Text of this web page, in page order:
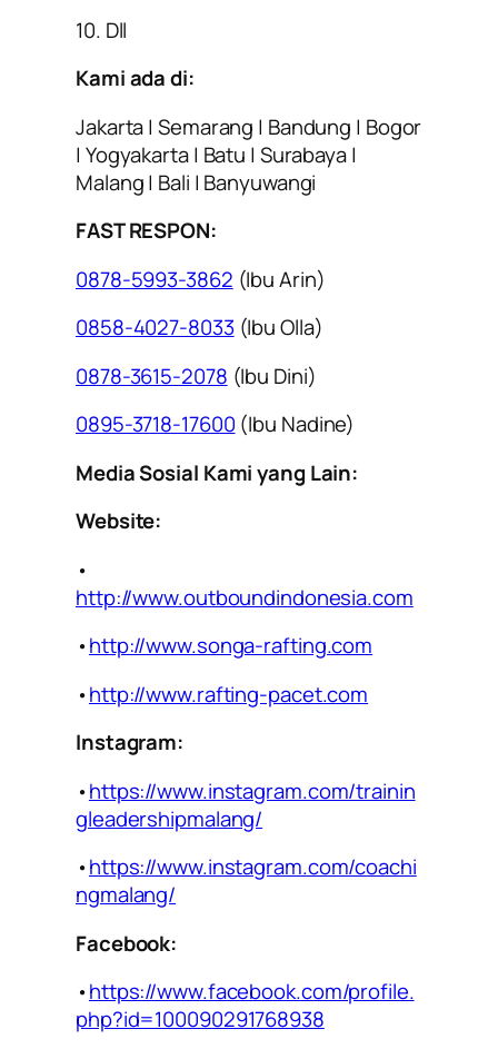
10. Dll
Kami ada di:
Jakarta | Semarang | Bandung | Bogor
| Yogyakarta | Batu | Surabaya |
Malang | Bali | Banyuwangi
FAST RESPON:
0878-5993-3862 (Ibu Arin)
0858-4027-8033 (Ibu Olla)
0878-3615-2078 (Ibu Dini)
0895-3718-17600 (Ibu Nadine)
Media Sosial Kami yang Lain:
Website:
•
http://www.outboundindonesia.com
•http://www.songa-rafting.com
•http://www.rafting-pacet.com
Instagram:
•https://www.instagram.com/trainin
gleadershipmalang/
•https://www.instagram.com/coachi
ngmalang/
Facebook:
•https://www.facebook.com/profile.
php?id=100090291768938